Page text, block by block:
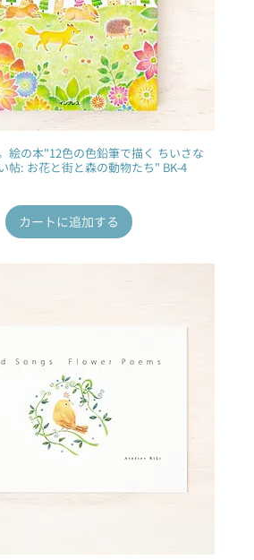
絵の本"12色の色鉛筆で描く ちいさな
帖: お花と街と森の動物たち" BK-4
カートに追加する